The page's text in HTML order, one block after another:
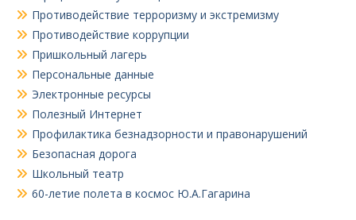
Противодействие терроризму и экстремизму
Противодействие коррупции
Пришкольный лагерь
Персональные данные
Электронные ресурсы
Полезный Интернет
Профилактика безнадзорности и правонарушений
Безопасная дорога
Школьный театр
60-летие полета в космос Ю.А.Гагарина